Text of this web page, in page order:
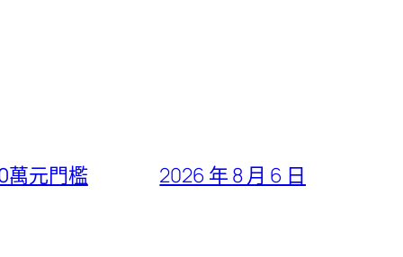
萬元門檻 2026 年 8 月 6 日